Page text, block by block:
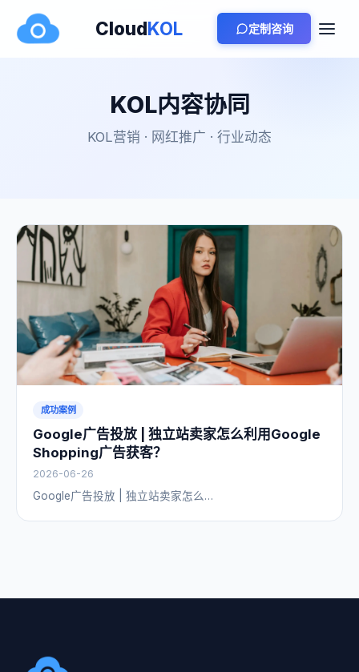
CloudKOL 定制咨询
KOL内容协同
KOL营销 · 网红推广 · 行业动态
成功案例
Google广告投放 | 独立站卖家怎么利用Google
Shopping广告获客？
2026-06-26
Google广告投放 | 独立站卖家怎么…